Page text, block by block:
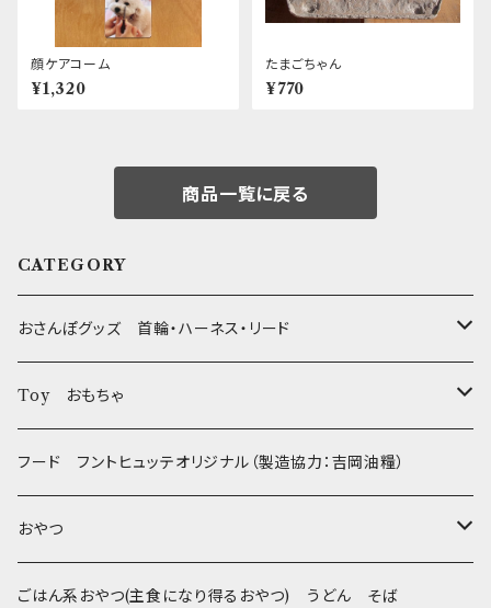
顔ケアコーム
¥1,320
たまごちゃん
¥770
商品一覧に戻る
CATEGORY
おさんぽグッズ 首輪・ハーネス・リード
フントヒュッテオリジナル Gold
Sサイズ(テープ幅1.5cm) _ 首輪&リードセット
Sサイズ(テープ幅1.5cm) _ ハーネス&リードセット
フントヒュッテオリジナル Silver(販売終了)
Collar & Leash - XS（超小型犬・幼犬用）
Harness & Leash - XS（超小型犬･幼犬用）
フントヒュッテオリジナル Woven
Harness & Leash - XS
セレクト
Toy おもちゃ
たまごちゃん
BESTEVER / ベストエバー
iDog&iCat
フード フントヒュッテオリジナル（製造協力：吉岡油糧）
おやつ
Bon・rupa(ボンルパ)
ごはん系おやつ(主食になり得るおやつ) うどん そば